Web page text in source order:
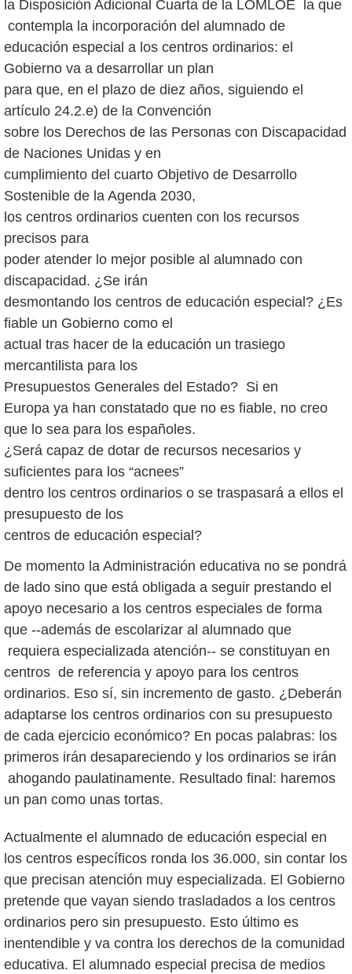
la Disposición Adicional Cuarta de la LOMLOE la que
contempla la incorporación del alumnado de
educación especial a los centros ordinarios: el
Gobierno va a desarrollar un plan
para que, en el plazo de diez años, siguiendo el
artículo 24.2.e) de la Convención
sobre los Derechos de las Personas con Discapacidad
de Naciones Unidas y en
cumplimiento del cuarto Objetivo de Desarrollo
Sostenible de la Agenda 2030,
los centros ordinarios cuenten con los recursos
precisos para
poder atender lo mejor posible al alumnado con
discapacidad. ¿Se irán
desmontando los centros de educación especial? ¿Es
fiable un Gobierno como el
actual tras hacer de la educación un trasiego
mercantilista para los
Presupuestos Generales del Estado? Si en
Europa ya han constatado que no es fiable, no creo
que lo sea para los españoles.
¿Será capaz de dotar de recursos necesarios y
suficientes para los “acnees”
dentro los centros ordinarios o se traspasará a ellos el
presupuesto de los
centros de educación especial?
De momento la Administración educativa no se pondrá
de lado sino que está obligada a seguir prestando el
apoyo necesario a los centros especiales de forma
que --además de escolarizar al alumnado que
requiera especializada atención-- se constituyan en
centros de referencia y apoyo para los centros
ordinarios. Eso sí, sin incremento de gasto. ¿Deberán
adaptarse los centros ordinarios con su presupuesto
de cada ejercicio económico? En pocas palabras: los
primeros irán desapareciendo y los ordinarios se irán
ahogando paulatinamente. Resultado final: haremos
un pan como unas tortas.
Actualmente el alumnado de educación especial en
los centros específicos ronda los 36.000, sin contar los
que precisan atención muy especializada. El Gobierno
pretende que vayan siendo trasladados a los centros
ordinarios pero sin presupuesto. Esto último es
inentendible y va contra los derechos de la comunidad
educativa. El alumnado especial precisa de medios